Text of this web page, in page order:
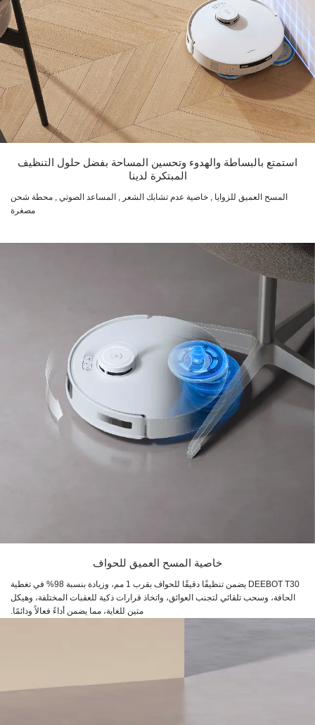
استمتع بالبساطة والهدوء وتحسين المساحة بفضل حلول التنظيف
المبتكرة لدينا
المسح العميق للزوايا , خاصية عدم تشابك الشعر , المساعد الصوتي , محطة شحن
مصغرة
خاصية المسح العميق للحواف
DEEBOT T30 يضمن تنظيفًا دقيقًا للحواف بقرب 1 مم، وزيادة بنسبة 98% في تغطية
الحافة، وسحب تلقائي لتجنب العوائق، واتخاذ قرارات ذكية للعقبات المختلفة، وهيكل
متين للغاية، مما يضمن أداءً فعالاً ودائمًا.